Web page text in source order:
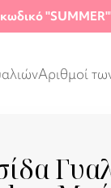
"SUMMER"
Αριθμοί